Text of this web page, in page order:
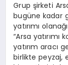
Grup şirketi
bugüne kadar
yatırımı
“Arsa
yatırım aracı
birlikte peyzaj,